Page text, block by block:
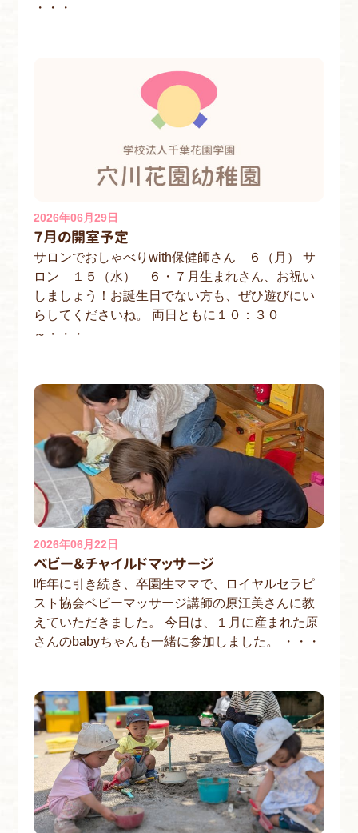
・・・
2026年06月29日
７月の開室予定
サロンでおしゃべりwith保健師さん ６（月） サ
ロン １５（水） ６・７月生まれさん、お祝い
しましょう！お誕生日でない方も、ぜひ遊びにい
らしてくださいね。 両日ともに１０：３０
～・・・
2026年06月22日
ベビー＆チャイルドマッサージ
昨年に引き続き、卒園生ママで、ロイヤルセラピ
スト協会ベビーマッサージ講師の原江美さんに教
えていただきました。 今日は、１月に産まれた原
さんのbabyちゃんも一緒に参加しました。 ・・・